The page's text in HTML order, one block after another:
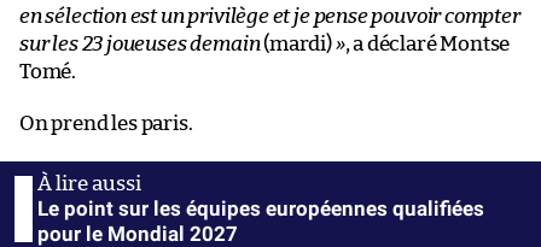
en sélection est un privilège et je pense pouvoir compter
sur les 23 joueuses demain(mardi)», a déclaré Montse
Tomé.
On prend les paris.
Le point sur les équipes européennes qualifiées
pour le Mondial 2027